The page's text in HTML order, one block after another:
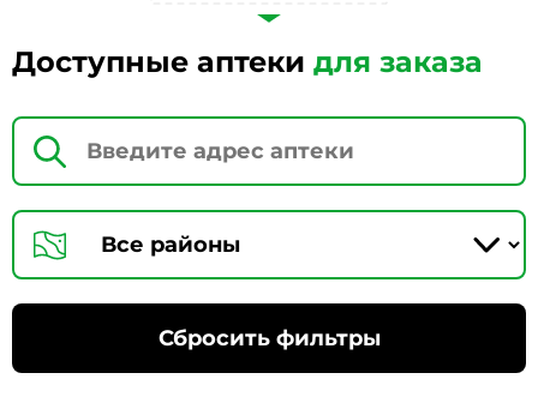
Доступные аптеки для заказа
Сбросить фильтры